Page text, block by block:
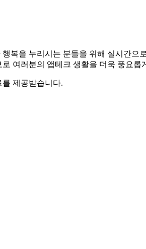
복을 누리시는 분들을 위해 실시간
여러분의 앱테크 생활을 더욱 풍요롭
제공받습니다.